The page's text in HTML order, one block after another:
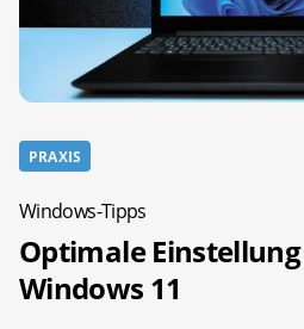
PRAXIS
Windows-Tipps
Optimale
Windows 11